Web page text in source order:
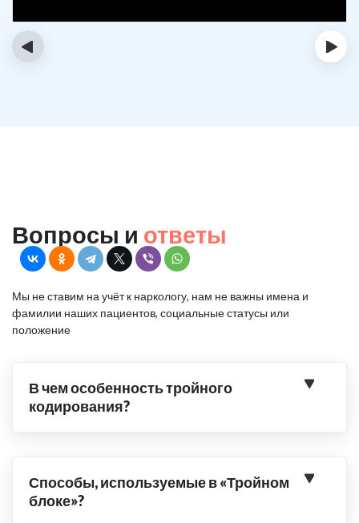
‹ ›
Вопросы и ответы
Мы не ставим на учёт к наркологу, нам не важны имена и
фамилии наших пациентов, социальные статусы или
положение
В чем особенность тройного
кодирования?
Способы, используемые в «Тройном
блоке»?